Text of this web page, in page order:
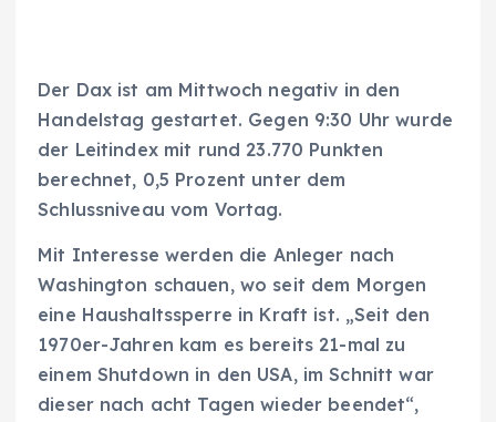
Der Dax ist am Mittwoch negativ in den
Handelstag gestartet. Gegen 9:30 Uhr wurde
der Leitindex mit rund 23.770 Punkten
berechnet, 0,5 Prozent unter dem
Schlussniveau vom Vortag.
Mit Interesse werden die Anleger nach
Washington schauen, wo seit dem Morgen
eine Haushaltssperre in Kraft ist. „Seit den
1970er-Jahren kam es bereits 21-mal zu
einem Shutdown in den USA, im Schnitt war
dieser nach acht Tagen wieder beendet“,